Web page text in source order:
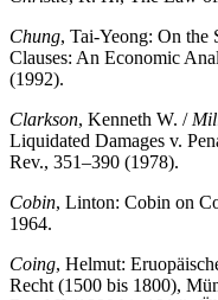
Chung, Tai-Yeong: On the
Clauses: An Economic
(1992).
Clarkson, Kenneth W. /
Liquidated Damages v.
Rev., 351–390 (1978).
Cobin, Linton: Cobin on
1964.
Coing, Helmut:
Recht (1500 bis 1800),